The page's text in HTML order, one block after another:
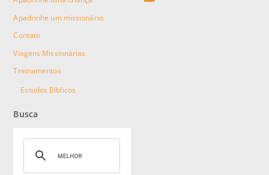
Apadrinhe um missionário
Contato
Viagens Missionárias
Treinamentos
Estudos Bíblicos
Busca